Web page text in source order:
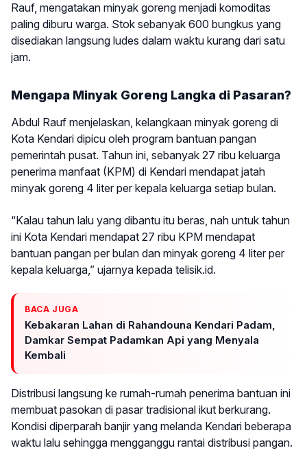
Rauf, mengatakan minyak goreng menjadi komoditas
paling diburu warga. Stok sebanyak 600 bungkus yang
disediakan langsung ludes dalam waktu kurang dari satu
jam.
Mengapa Minyak Goreng Langka di Pasaran?
Abdul Rauf menjelaskan, kelangkaan minyak goreng di
Kota Kendari dipicu oleh program bantuan pangan
pemerintah pusat. Tahun ini, sebanyak 27 ribu keluarga
penerima manfaat (KPM) di Kendari mendapat jatah
minyak goreng 4 liter per kepala keluarga setiap bulan.
“Kalau tahun lalu yang dibantu itu beras, nah untuk tahun
ini Kota Kendari mendapat 27 ribu KPM mendapat
bantuan pangan per bulan dan minyak goreng 4 liter per
kepala keluarga,” ujarnya kepada telisik.id.
BACA JUGA
Kebakaran Lahan di Rahandouna Kendari Padam,
Damkar Sempat Padamkan Api yang Menyala
Kembali
Distribusi langsung ke rumah-rumah penerima bantuan ini
membuat pasokan di pasar tradisional ikut berkurang.
Kondisi diperparah banjir yang melanda Kendari beberapa
waktu lalu sehingga mengganggu rantai distribusi pangan.